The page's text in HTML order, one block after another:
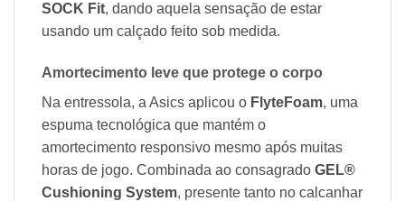
SOCK Fit, dando aquela sensação de estar
usando um calçado feito sob medida.
Amortecimento leve que protege o corpo
Na entressola, a Asics aplicou o FlyteFoam, uma
espuma tecnológica que mantém o
amortecimento responsivo mesmo após muitas
horas de jogo. Combinada ao consagrado GEL®
Cushioning System, presente tanto no calcanhar